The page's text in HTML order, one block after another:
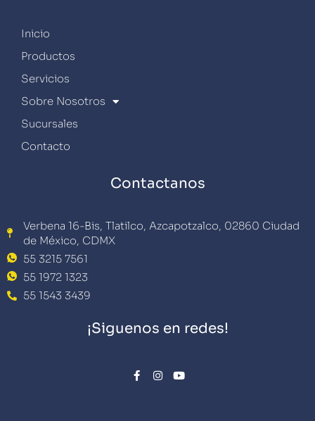
Inicio
Productos
Servicios
Sobre Nosotros
Sucursales
Contacto
Contactanos
Verbena 16-Bis, Tlatilco, Azcapotzalco, 02860 Ciudad
de México, CDMX
55 3215 7561
55 1972 1323
55 1543 3439
¡Siguenos en redes!
F
a
I
n
Y
o